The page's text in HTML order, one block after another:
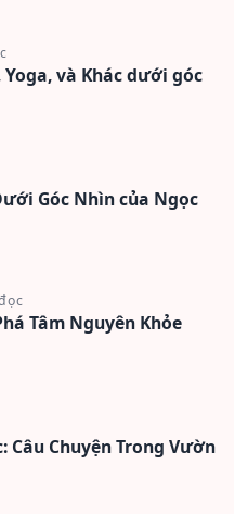
và Khác dưới góc
Góc Nhìn của Ngọc
Tâm Nguyên Khỏe
Câu Chuyện Trong Vườn